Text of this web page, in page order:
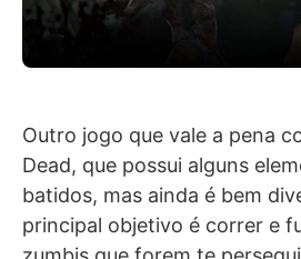
Outro jogo que vale a pena
Dead, que possui alguns
batidos, mas ainda é bem
principal objetivo é correr e